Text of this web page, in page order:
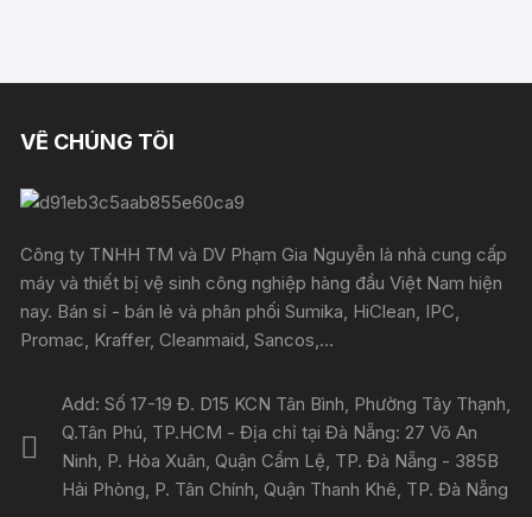
VỀ CHÚNG TÔI
Công ty TNHH TM và DV Phạm Gia Nguyễn là nhà cung cấp
máy và thiết bị vệ sinh công nghiệp hàng đầu Việt Nam hiện
nay. Bán sỉ - bán lẻ và phân phối Sumika, HiClean, IPC,
Promac, Kraffer, Cleanmaid, Sancos,...
Add: Số 17-19 Đ. D15 KCN Tân Bình, Phường Tây Thạnh,
Q.Tân Phú, TP.HCM - Địa chỉ tại Đà Nẵng: 27 Võ An
Ninh, P. Hòa Xuân, Quận Cẩm Lệ, TP. Đà Nẵng - 385B
Hải Phòng, P. Tân Chính, Quận Thanh Khê, TP. Đà Nẵng